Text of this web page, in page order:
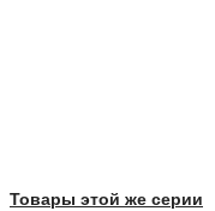
Товары этой же серии